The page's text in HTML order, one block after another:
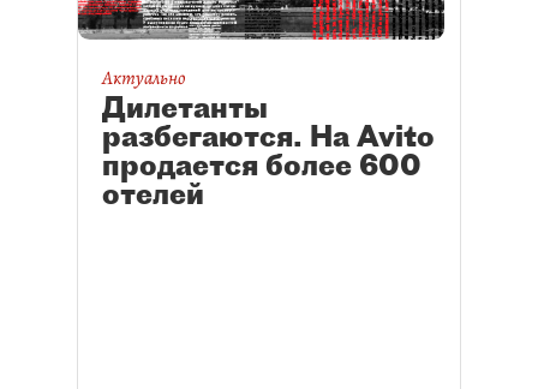
Актуально
Дилетанты
разбегаются. На Avito
продается более 600
отелей